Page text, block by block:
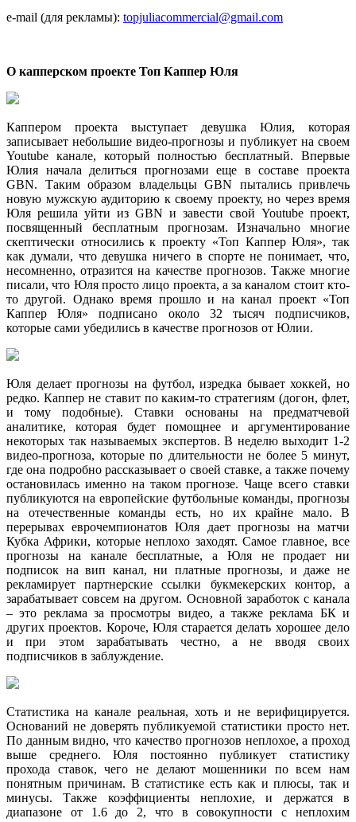
e-mail (для рекламы): topjuliacommercial@gmail.com
О капперском проекте Топ Каппер Юля
Каппером проекта выступает девушка Юлия, которая
записывает небольшие видео-прогнозы и публикует на своем
Youtube канале, который полностью бесплатный. Впервые
Юлия начала делиться прогнозами еще в составе проекта
GBN. Таким образом владельцы GBN пытались привлечь
новую мужскую аудиторию к своему проекту, но через время
Юля решила уйти из GBN и завести свой Youtube проект,
посвященный бесплатным прогнозам. Изначально многие
скептически относились к проекту «Топ Каппер Юля», так
как думали, что девушка ничего в спорте не понимает, что,
несомненно, отразится на качестве прогнозов. Также многие
писали, что Юля просто лицо проекта, а за каналом стоит кто-
то другой. Однако время прошло и на канал проект «Топ
Каппер Юля» подписано около 32 тысяч подписчиков,
которые сами убедились в качестве прогнозов от Юлии.
Юля делает прогнозы на футбол, изредка бывает хоккей, но
редко. Каппер не ставит по каким-то стратегиям (догон, флет,
и тому подобные). Ставки основаны на предматчевой
аналитике, которая будет помощнее и аргументирование
некоторых так называемых экспертов. В неделю выходит 1-2
видео-прогноза, которые по длительности не более 5 минут,
где она подробно рассказывает о своей ставке, а также почему
остановилась именно на таком прогнозе. Чаще всего ставки
публикуются на европейские футбольные команды, прогнозы
на отечественные команды есть, но их крайне мало. В
перерывах еврочемпионатов Юля дает прогнозы на матчи
Кубка Африки, которые неплохо заходят. Самое главное, все
прогнозы на канале бесплатные, а Юля не продает ни
подписок на вип канал, ни платные прогнозы, и даже не
рекламирует партнерские ссылки букмекерских контор, а
зарабатывает совсем на другом. Основной заработок с канала
– это реклама за просмотры видео, а также реклама БК и
других проектов. Короче, Юля старается делать хорошее дело
и при этом зарабатывать честно, а не вводя своих
подписчиков в заблуждение.
Статистика на канале реальная, хоть и не верифицируется.
Оснований не доверять публикуемой статистики просто нет.
По данным видно, что качество прогнозов неплохое, а проход
выше среднего. Юля постоянно публикует статистику
прохода ставок, чего не делают мошенники по всем нам
понятным причинам. В статистике есть как и плюсы, так и
минусы. Также коэффициенты неплохие, и держатся в
диапазоне от 1.6 до 2, что в совокупности с неплохим